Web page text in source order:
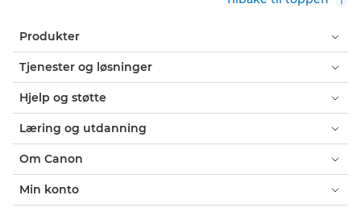
Produkter
Tjenester og løsninger
Hjelp og støtte
Læring og utdanning
Om Canon
Min konto